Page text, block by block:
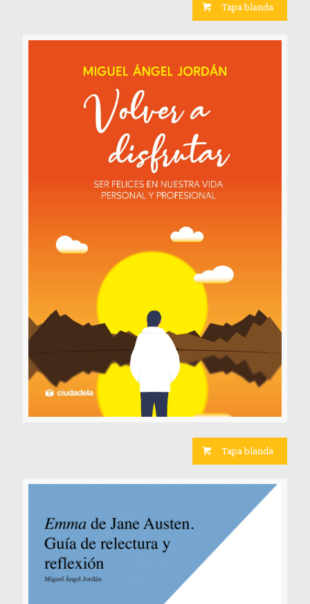
Tapa blanda
Tapa blanda